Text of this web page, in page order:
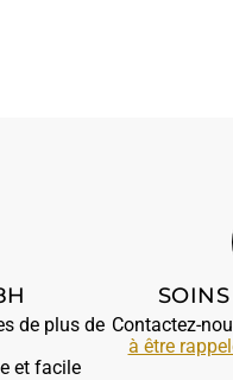
de plus de
et facile
Contactez-
à être